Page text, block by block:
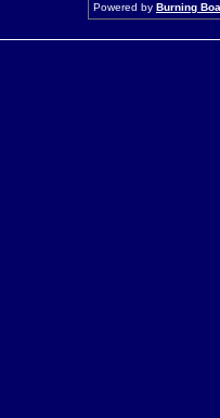
Powered by Burning